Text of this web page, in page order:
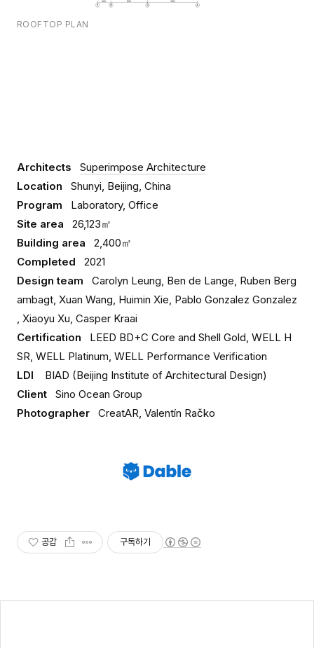
ROOFTOP PLAN
Architects
Superimpose Architecture
Location Shunyi, Beijing, China
Program Laboratory, Office
Site area 26,123㎡
Building area 2,400㎡
Completed 2021
Design team Carolyn Leung, Ben de Lange, Ruben Berg
ambagt, Xuan Wang, Huimin Xie, Pablo Gonzalez Gonzalez
, Xiaoyu Xu, Casper Kraai
Certification LEED BD+C Core and Shell Gold, WELL H
SR, WELL Platinum, WELL Performance Verification
LDI BIAD (Beijing Institute of Architectural Design)
Client Sino Ocean Group
Photographer CreatAR, Valentín Račko
공감 구독하기